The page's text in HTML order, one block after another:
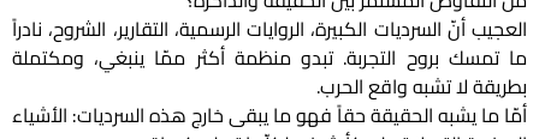
العجيب أنّ السرديات الكبيرة، الروايات الرسمية، التقارير، الشروح، نادراً
ما تمسك بروح التجربة. تبدو منظمة أكثر ممّا ينبغي، ومكتملة
بطريقة لا تشبه واقع الحرب.
أمّا ما يشبه الحقيقة حقاً فهو ما يبقى خارج هذه السرديات: الأشياء